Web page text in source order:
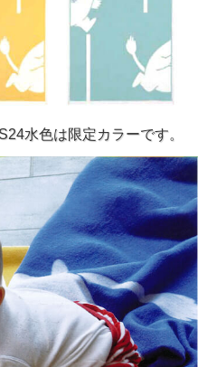
水色は限定カラーです。